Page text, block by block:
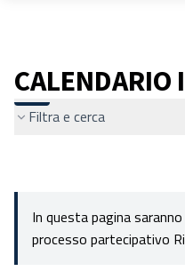
CALENDARIO
Filtra e cerca
In questa pagina
processo partecipativo